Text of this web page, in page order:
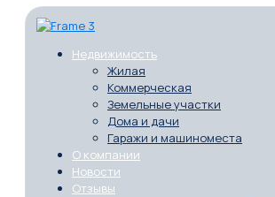
Недвижимость
Жилая
Коммерческая
Земельные участки
Дома и дачи
Гаражи и машиноместа
О компании
Новости
Отзывы